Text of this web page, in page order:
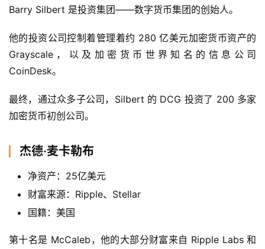
信
仰
a
h
指
数
常
Barry Silbert 是投资集团——数字货币集团的创始人。
他的投资公司控制着管理着约 280 亿美元加密货币资产的
Grayscale，以及加密货币世界知名的信息公司
CoinDesk。
最终，通过众多子公司，Silbert 的 DCG 投资了 200 多家
加密货币初创公司。
杰德·麦卡勒布
净资产：25亿美元
财富来源：Ripple、Stellar
国籍：美国
第十名是 McCaleb，他的大部分财富来自 Ripple Labs 和